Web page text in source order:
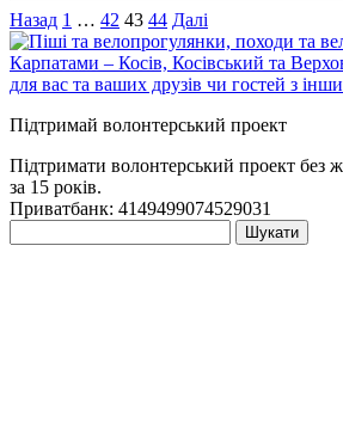
Пагінація
записів
Назад 1 … 42 43 44 Далі
Підтримай волонтерський проект
Підтримати волонтерський проект без
за 15 років.
Приватбанк: 4149499074529031